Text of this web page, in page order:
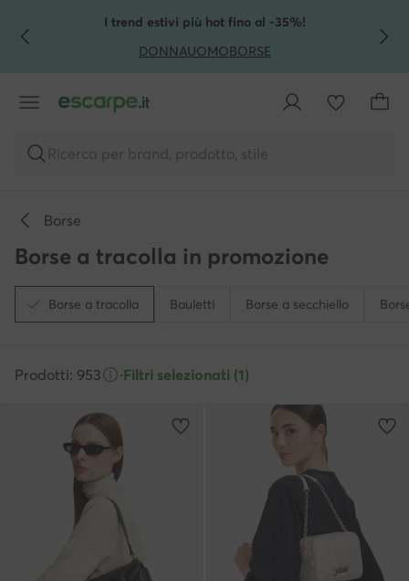
VAI AL CONTENUTO PRINCIPALE
VAI ALLA RICERCAI trend estivi più hot fino al -35%!
DONNAUOMOBORSE
Ricerca per brand, prodotto, stile
Borse
Borse a tracolla in promozione
Borse a tracolla Bauletti Borse a secchiello
Prodotti: 953 ·Filtri selezionati (1)